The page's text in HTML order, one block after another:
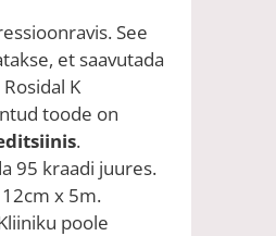
See
et saavutada
Rosidal K
toode on
.
95 kraadi juures.
x 5m.
poole